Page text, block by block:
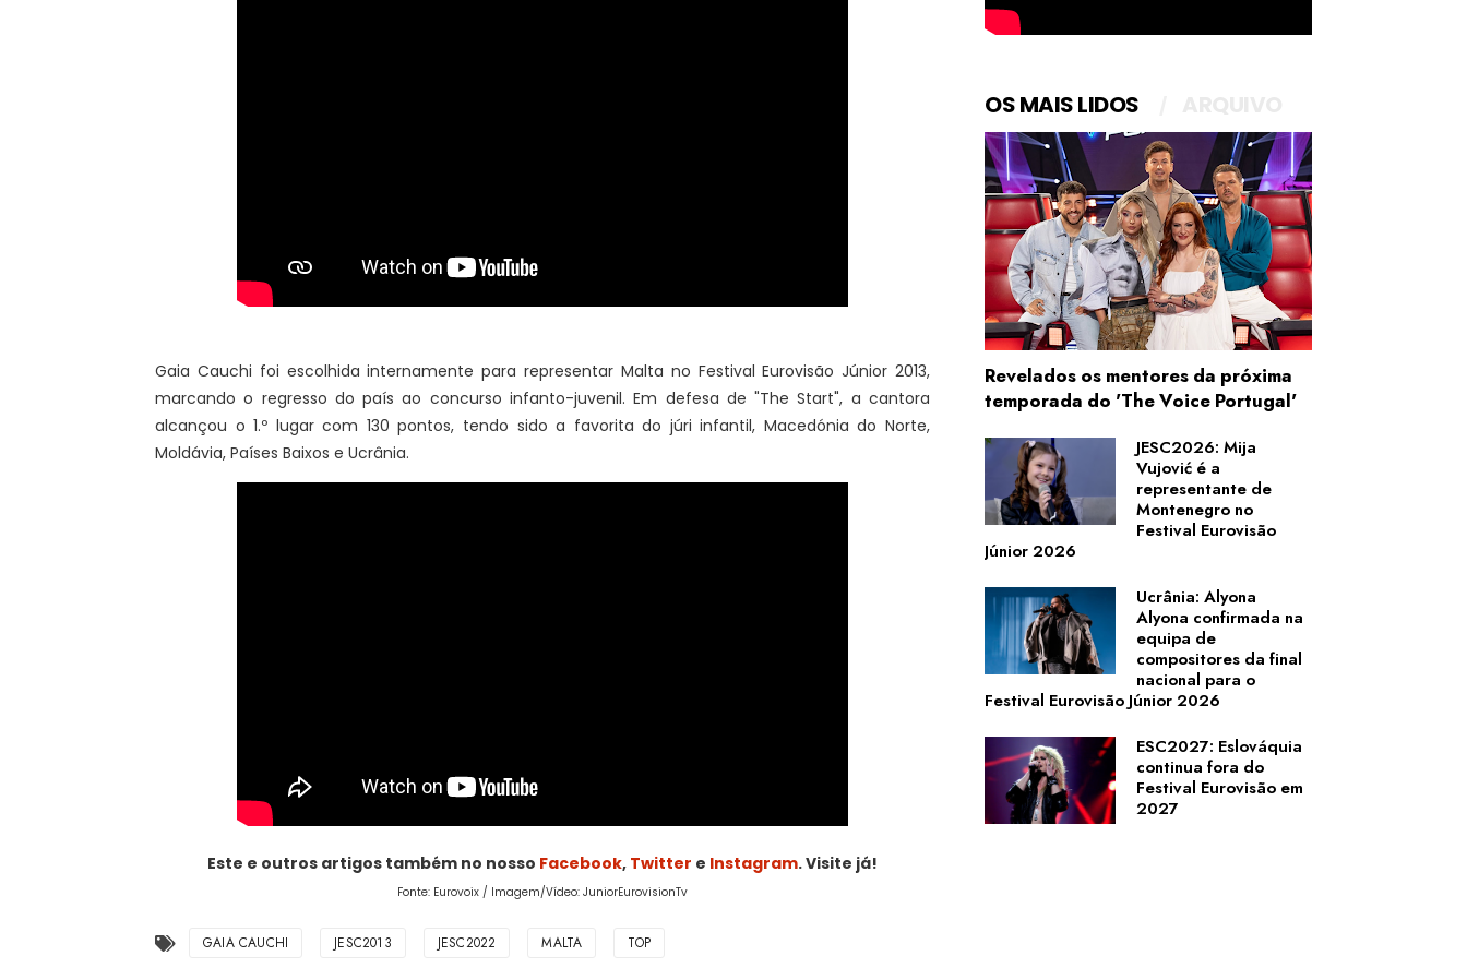
Gaia Cauchi foi escolhida internamente para representar Malta no Festival Eurovisão Júnior 2013,
marcando o regresso do país ao concurso infanto-juvenil. Em defesa de "The Start", a cantora
alcançou o 1.º lugar com 130 pontos, tendo sido a favorita do júri infantil, Macedónia do Norte,
Moldávia, Países Baixos e Ucrânia.
Este e outros artigos também no nosso Facebook, Twitter e Instagram. Visite já!
Fonte: Eurovoix / Imagem/Vídeo: JuniorEurovisionTv
GAIA CAUCHI JESC2013 JESC2022 MALTA TOP
OS MAIS LIDOS
Revelados os mentores da próxima
temporada do 'The Voice Portugal'
JESC2026: Mija
Vujović é a
representante de
Montenegro no
Festival Eurovisão
Júnior 2026
Ucrânia: Alyona
Alyona confirmada na
equipa de
compositores da final
nacional para o
Festival Eurovisão Júnior 2026
ESC2027: Eslováquia
continua fora do
Festival Eurovisão em
2027